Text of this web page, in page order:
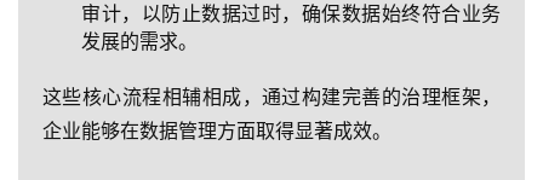
审计，以防止数据过时，确保数据始终符合业务
发展的需求。
这些核心流程相辅相成，通过构建完善的治理框架，
企业能够在数据管理方面取得显著成效。